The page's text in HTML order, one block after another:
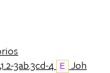
3ab.3cd-4 E
Joh